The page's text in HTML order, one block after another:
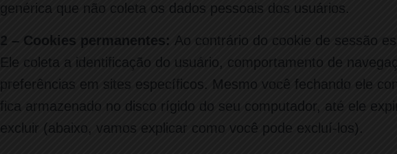
genérica que não coleta os dados pessoais dos usuários.
2 – Cookies permanentes: Ao contrário do cookie de sessão
Ele coleta a identificação do usuário, comportamento de
preferências em sites específicos. Mesmo você fechando ele
fica armazenado no disco rígido do seu computador, até ele
excluir (abaixo, vamos explicar como você pode excluí-los).